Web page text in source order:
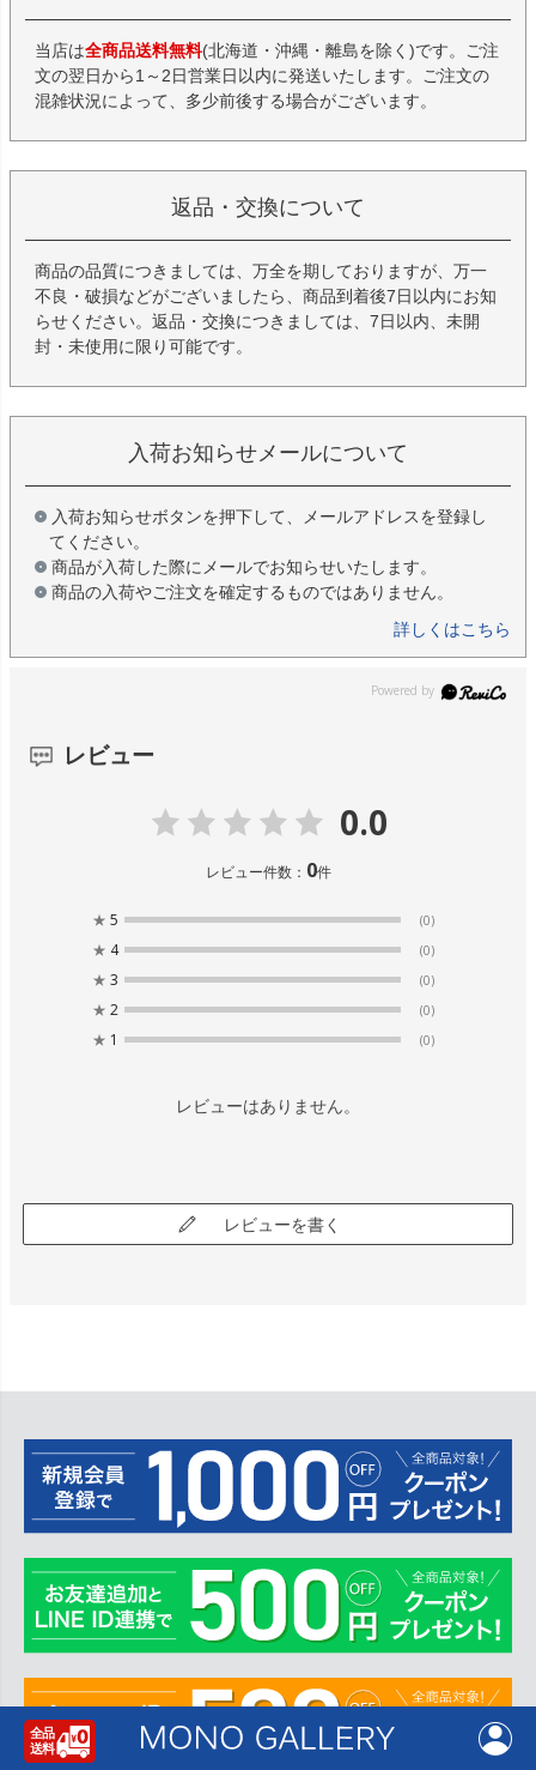
当店は全商品送料無料(北海道・沖縄・離島を除く)です。ご注
文の翌日から1～2日営業日以内に発送いたします。ご注文の
混雑状況によって、多少前後する場合がございます。
返品・交換について
商品の品質につきましては、万全を期しておりますが、万一
不良・破損などがございましたら、商品到着後7日以内にお知
らせください。返品・交換につきましては、7日以内、未開
封・未使用に限り可能です。
入荷お知らせメールについて
入荷お知らせボタンを押下して、メールアドレスを登録し
てください。
商品が入荷した際にメールでお知らせいたします。
商品の入荷やご注文を確定するものではありません。
詳しくはこちら
レビュー
0.0
レビュー件数： 0件
★ 5 (0)
★ 4 (0)
★ 3 (0)
★ 2 (0)
★ 1 (0)
レビューはありません。
レビューを書く